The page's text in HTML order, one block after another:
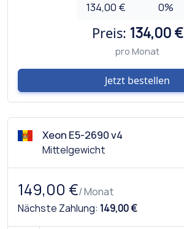
134,00 €
0%
Preis: 134,00 €
pro Monat
Jetzt bestellen
Xeon E5-2690 v4
Mittelgewicht
149,00 €/ Monat
Nächste Zahlung: 149,00 €